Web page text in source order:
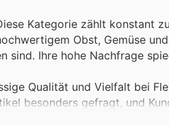
Kategorie zählt konstant
Obst, Gemüse
sind. Ihre hohe Nachfrage
Qualität und Vielfalt bei
besonders gefragt, und